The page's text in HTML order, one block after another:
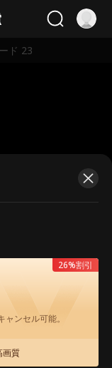
ド 23
です。視
です。
能
ンセル可能。
画質
26%割引